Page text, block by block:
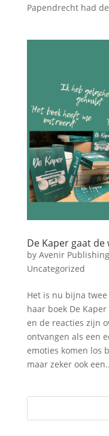
Papendrecht had
De Kaper gaat de
by Avenir
Uncategorized
Het is nu bijna
haar boek De
en de reacties zijn
ontvangen als een
emoties komen los
maar zeker ook